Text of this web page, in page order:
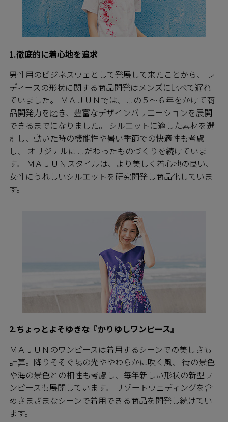
1.徹底的に着心地を追求
男性用のビジネスウェとして発展して来たことから、 レ
ディースの形状に関する商品開発はメンズに比べて遅れ
ていました。 ＭＡＪＵＮでは、この５～６年をかけて商
品開発力を磨き、豊富なデザインバリエーションを展開
できるまでになりました。 シルエットに適した素材を選
別し、動いた時の機能性や暑い季節での快適性も考慮
し、 オリジナルにこだわったものづくりを続けていま
す。 ＭＡＪＵＮスタイルは、より美しく着心地の良い、
女性にうれしいシルエットを研究開発し商品化していま
す。
2.ちょっとよそゆきな『かりゆしワンピース』
ＭＡＪＵＮのワンピースは着用するシーンでの美しさも
計算。降りそそぐ陽の光ややわらかに吹く風、 街の景色
や海の景色との相性も考慮し、毎年新しい形状の新型ワ
ンピースも展開しています。 リゾートウェディングを含
めさまざまなシーンで着用できる商品を開発し続けてい
ます。